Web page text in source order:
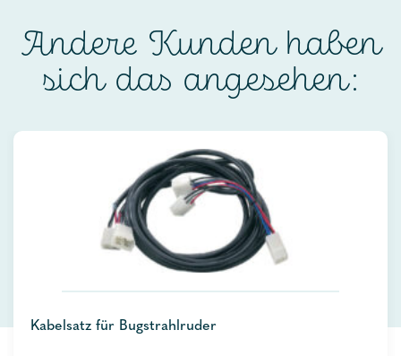
Andere Kunden haben
sich das angesehen:
Kabelsatz für Bugstrahlruder